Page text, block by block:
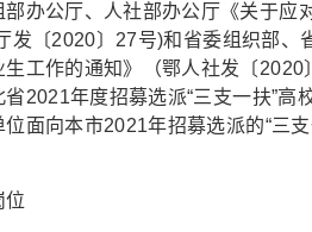
部办公厅、人社部办公厅《关于应
发〔2020〕27号)和省委组织部、
生工作的通知》（鄂人社发〔2020
省2021年度招募选派“三支一扶”
位面向本市2021年招募选派的“三
位